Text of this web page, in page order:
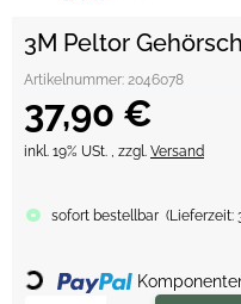
3M Peltor
Artikelnummer: 2046078
37,90 €
inkl. 19% USt. , zzgl. Versand
sofort bestellbar (Lieferzeit:
Loading...